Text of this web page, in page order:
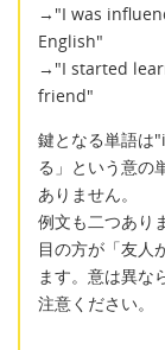
→"I was
English"
→"I started
friend"
鍵となる単語は
る」という意の
ありません。
例文も二つあり
目の方が「友人
ます。意は異な
注意ください。